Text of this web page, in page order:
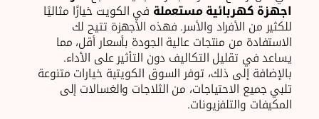
اجهزة كهربائية مستعملة في الكويت خيارًا مثاليًا
للكثير من الأفراد والأسر. فهذه الأجهزة تتيح لك
الاستفادة من منتجات عالية الجودة بأسعار أقل، مما
يساعد في تقليل التكاليف دون التأثير على الأداء.
بالإضافة إلى ذلك، توفر السوق الكويتية خيارات متنوعة
تلبي جميع الاحتياجات، من الثلاجات والغسالات إلى
المكيفات والتلفزيونات.